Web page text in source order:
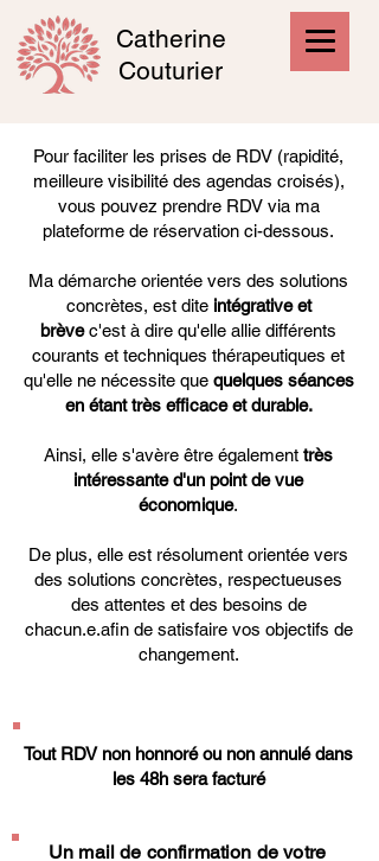
Catherine
Couturier
Pour faciliter les prises de RDV (rapidité,
meilleure visibilité des agendas croisés),
vous pouvez prendre RDV via ma
plateforme de réservation ci-dessous.
Ma démarche orientée vers des solutions
concrètes, est dite intégrative et
brèvec'est à dire qu'elle allie différents
courants et techniques thérapeutiques et
qu'elle ne nécessite que quelques séances
en étant très efficace et durable.​
Ainsi, elle s'avère être également très
intéressante d'un point de vue
économique.
De plus, elle est résolument orientée vers
des solutions concrètes, respectueuses
des attentes et des besoins de
chacun.e.afin de satisfaire vos objectifs de
changement.
Tout RDV non honnoré ou non annulé dans
les 48h sera facturé
Un mail de confirmation de votre